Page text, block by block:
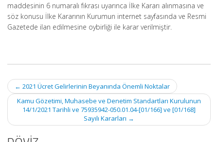
maddesinin 6 numaralı fıkrası uyarınca İlke Kararı alınmasına ve
söz konusu İlke Kararının Kurumun internet sayfasında ve Resmi
Gazetede ilan edilmesine oybirliği ile karar verilmiştir.
Post
navigation
← 2021 Ücret Gelirlerinin Beyanında Önemli Noktalar
Kamu Gözetimi, Muhasebe ve Denetim Standartları Kurulunun
14/1/2021 Tarihli ve 75935942-050.01.04-[01/166] ve [01/168]
Sayılı Kararları →